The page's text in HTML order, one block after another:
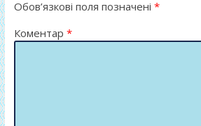
ся
Обов’язкові поля позначені *
Коментар *